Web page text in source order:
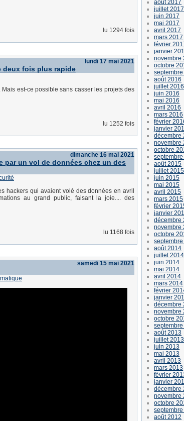
lu 1294 fois
lundi 17 mai 2021
deux fois plus rapide
est-ce possible sans casser les projets des
lu 1252 fois
dimanche 16 mai 2021
par un vol de données chez un des
hackers qui avaient volé des données en avril
au grand public, faisant la joie.... des
lu 1168 fois
samedi 15 mai 2021
août 2017
juillet 2017
juin 2017
mai 2017
avril 2017
mars 2017
février
janvier
novembre
octobre
août 2016
juillet 2016
juin 2016
mai 2016
avril 2016
mars 2016
février
janvier
décembre
novembre
octobre
août 2015
juillet 2015
juin 2015
mai 2015
avril 2015
mars 2015
février
janvier
décembre
novembre
octobre
août 2014
juillet 2014
juin 2014
mai 2014
avril 2014
mars 2014
février
janvier
décembre
novembre
octobre
août 2013
juillet 2013
juin 2013
mai 2013
avril 2013
mars 2013
février
janvier
décembre
novembre
octobre
août 2012